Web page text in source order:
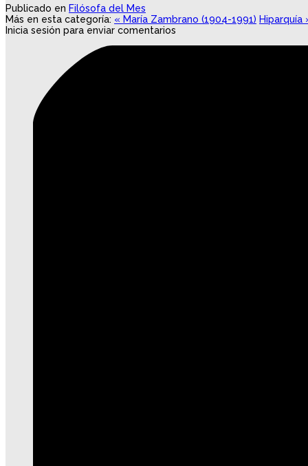
Publicado en Filósofa del Mes
Más en esta categoría: « María Zambrano (1904-1991) Hiparquía
Inicia sesión para enviar comentarios